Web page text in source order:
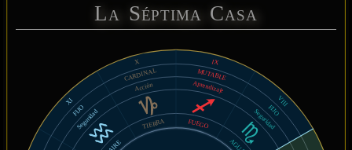
La Séptima Casa
VIII
IX
X
XI
TIERRA
AIRE AGUA
FUEGO
CARDINAL
FIJO FIJO
MUTABLE
Acción
Seguridad Seguridad
Aprendizaje